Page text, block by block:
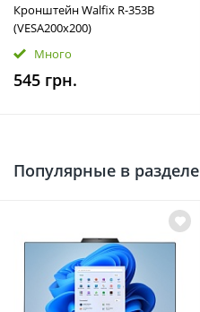
Кронштейн Walfix R-353B
(VESA200х200)
Много
545 грн.
Популярные в разделе